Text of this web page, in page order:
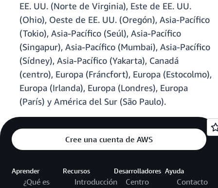
EE. UU. (Norte de Virginia), Este de EE. UU.
(Ohio), Oeste de EE. UU. (Oregón), Asia-Pacífico
(Tokio), Asia-Pacífico (Seúl), Asia-Pacífico
(Singapur), Asia-Pacífico (Mumbai), Asia-Pacífico
(Sídney), Asia-Pacífico (Yakarta), Canadá
(centro), Europa (Fráncfort), Europa (Estocolmo),
Europa (Irlanda), Europa (Londres), Europa
(París) y América del Sur (São Paulo).
Cree una cuenta de AWS
Aprender
¿Qué es
Recursos
Introducción
Desarrolladores
Centro
Ayuda
Contacto